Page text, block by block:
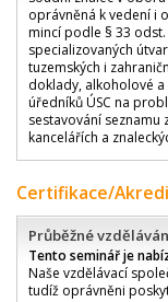
oprávněná k vedení i
mincí podle § 33
specializovaných
tuzemských i
doklady, alkoholové
úředníků ÚSC na
sestavování seznamu
kancelářích a
Certifikace/
Průběžné
Tento seminář je
Naše vzdělávací
tudíž oprávněni